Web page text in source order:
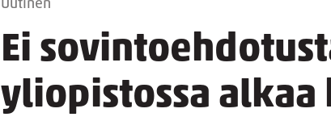
Uutinen
Ei
yliopistossa